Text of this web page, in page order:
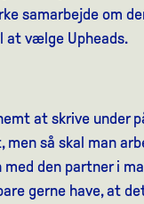
samarbejde om
at vælge Upheads.
at skrive under
men så skal man
med den partner i
gerne have, at